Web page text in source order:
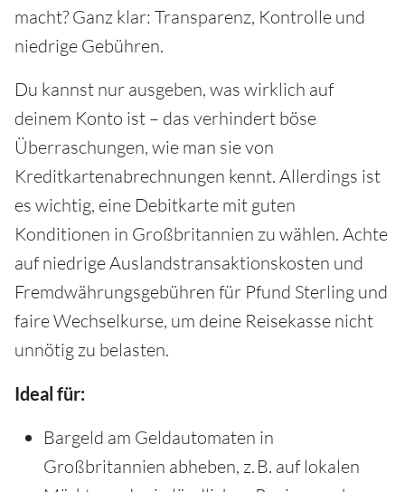
macht? Ganz klar: Transparenz, Kontrolle und
niedrige Gebühren.
Du kannst nur ausgeben, was wirklich auf
deinem Konto ist – das verhindert böse
Überraschungen, wie man sie von
Kreditkartenabrechnungen kennt. Allerdings ist
es wichtig, eine Debitkarte mit guten
Konditionen in Großbritannien zu wählen. Achte
auf niedrige Auslandstransaktionskosten und
Fremdwährungsgebühren für Pfund Sterling und
faire Wechselkurse, um deine Reisekasse nicht
unnötig zu belasten.
Ideal für:
Bargeld am Geldautomaten in
Großbritannien abheben, z. B. auf lokalen